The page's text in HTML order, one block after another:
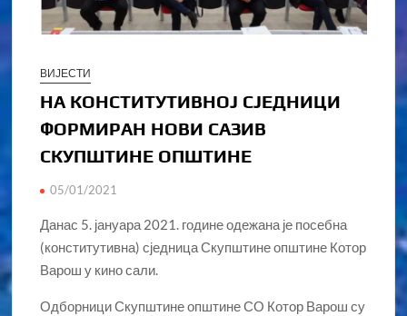
ВИЈЕСТИ
НА КОНСТИТУТИВНОЈ СЈЕДНИЦИ
ФОРМИРАН НОВИ САЗИВ
СКУПШТИНЕ ОПШТИНЕ
05/01/2021
Данас 5. јануара 2021. године одежана је посебна
(конститутивна) сједница Скупштине општине Котор
Варош у кино сали.
Одборници Скупштине општине СО Котор Варош су